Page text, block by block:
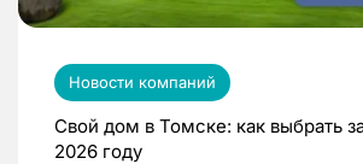
Новости компаний
Свой дом в Томске: как выбрать
2026 году